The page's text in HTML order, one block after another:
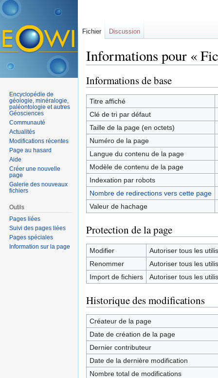
Informations pour «
Informations de base
Titre affiché
Clé de tri par défaut
Taille de la page (en octets)
Numéro de la page
Langue du contenu de la page
Modèle de contenu de la page
Indexation par robots
Nombre de redirections vers cette page
Valeur de hachage
Protection de la page
Modifier
Autoriser tous les
Renommer
Autoriser tous les
Import de fichiers
Autoriser tous les
Historique des modifications
Créateur de la page
Date de création de la page
Dernier contributeur
Date de la dernière modification
Nombre total de modifications
Fichier Discussion
Encyclopédie de
géologie, minéralogie,
paléontologie et autres
Géosciences
Communauté
Actualités
Modifications récentes
Page au hasard
Aide
Créer une nouvelle
page
Galerie des nouveaux
fichiers
Outils
Pages liées
Suivi des pages liées
Pages spéciales
Information sur la page